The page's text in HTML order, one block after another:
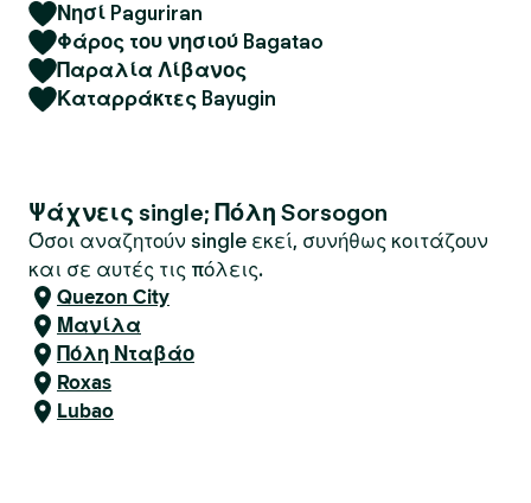
Νησί Paguriran
Φάρος του νησιού Bagatao
Παραλία Λίβανος
Καταρράκτες Bayugin
Ψάχνεις single; Πόλη Sorsogon
Όσοι αναζητούν single εκεί, συνήθως κοιτάζουν
και σε αυτές τις πόλεις.
Quezon City
Μανίλα
Πόλη Νταβάο
Roxas
Lubao